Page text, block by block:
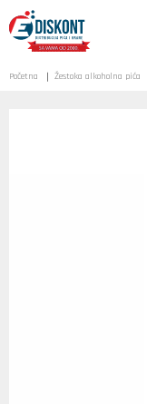
Početna Žestoka alkoholna pića